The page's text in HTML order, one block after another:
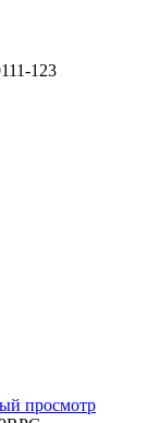
123
просмотр